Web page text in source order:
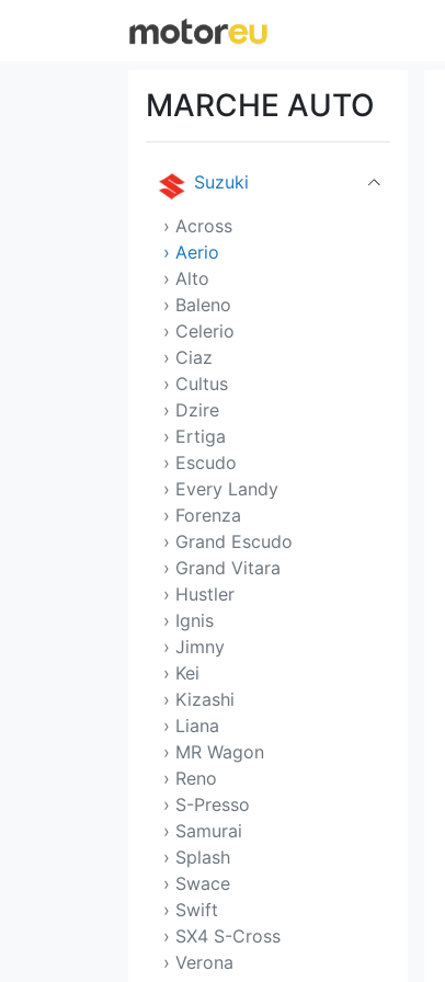
MARCHE AUTO
Sony
Suzuki
› Across
› Aerio
› Alto
› Baleno
› Celerio
› Ciaz
› Cultus
› Dzire
› Ertiga
› Escudo
› Every Landy
› Forenza
› Grand Escudo
› Grand Vitara
› Hustler
› Ignis
› Jimny
› Kei
› Kizashi
› Liana
› MR Wagon
› Reno
› S-Presso
› Samurai
› Splash
› Swace
› Swift
› SX4 S-Cross
› Verona